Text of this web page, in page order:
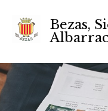
Bezas,